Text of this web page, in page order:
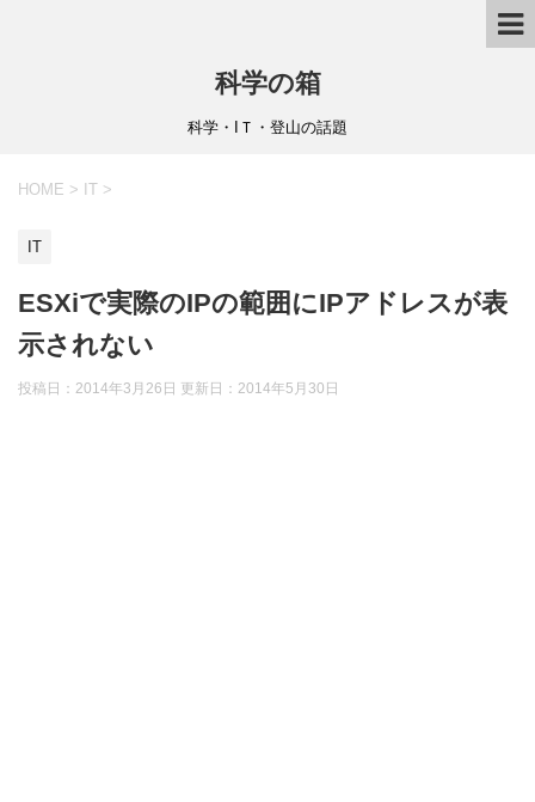
科学の箱
科学・IＴ・登山の話題
HOME > IT >
IT
ESXiで実際のIPの範囲にIPアドレスが表
示されない
投稿日：2014年3月26日 更新日： 2014年5月30日